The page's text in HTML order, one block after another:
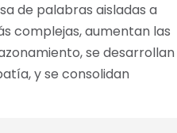
de palabras aisladas a
complejas, aumentan las
se desarrollan
y se consolidan